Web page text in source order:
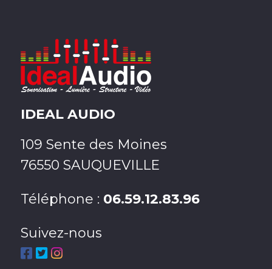
IDEAL AUDIO
109 Sente des Moines
76550 SAUQUEVILLE
Téléphone : 06.59.12.83.96
Suivez-nous